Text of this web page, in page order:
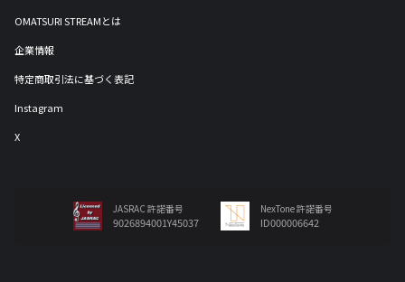
OMATSURI STREAMとは
企業情報
特定商取引法に基づく表記
Instagram
X
JASRAC 許諾番号
9026894001Y45037
NexTone 許諾番号
ID000006642